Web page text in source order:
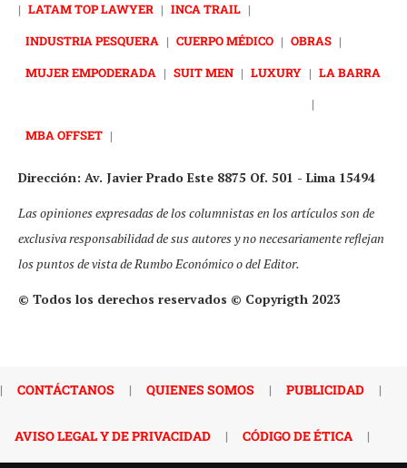
| LATAM TOP LAWYER | INCA TRAIL |
INDUSTRIA PESQUERA | CUERPO MÉDICO | OBRAS |
MUJER EMPODERADA | SUIT MEN | LUXURY | LA BARRA
|
MBA OFFSET |
Dirección: Av. Javier Prado Este 8875 Of. 501 - Lima 15494
Las opiniones expresadas de los columnistas en los artículos son de
exclusiva responsabilidad de sus autores y no necesariamente reflejan
los puntos de vista de Rumbo Económico o del Editor.
© Todos los derechos reservados © Copyrigth 2023
| CONTÁCTANOS | QUIENES SOMOS | PUBLICIDAD |
AVISO LEGAL Y DE PRIVACIDAD | CÓDIGO DE ÉTICA |